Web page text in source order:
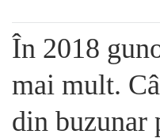
În 2018
mai mult.
din buzunar